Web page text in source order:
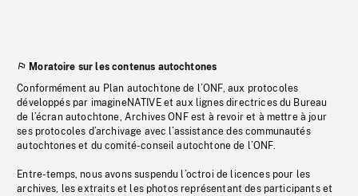
Moratoire sur les contenus autochtones
Conformément au Plan autochtone de l’ONF, aux protocoles
développés par imagineNATIVE et aux lignes directrices du Bureau
de l’écran autochtone, Archives ONF est à revoir et à mettre à jour
ses protocoles d’archivage avec l’assistance des communautés
autochtones et du comité-conseil autochtone de l’ONF.
Entre-temps, nous avons suspendu l’octroi de licences pour les
archives, les extraits et les photos représentant des participants et